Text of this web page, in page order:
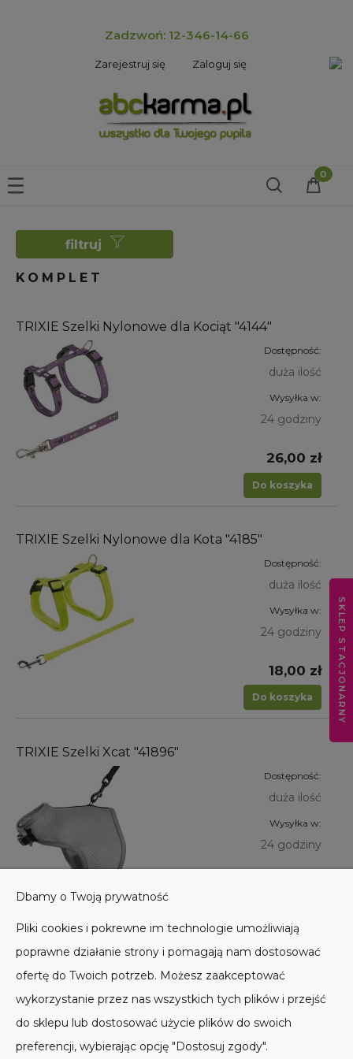
Zadzwoń: 12-346-14-66
Zarejestruj się Zaloguj się
filtruj
KOMPLET
TRIXIE Szelki Nylonowe dla Kociąt "4144"
Dostępność:
duża ilość
Wysyłka w:
24 godziny
26,00 zł
Do koszyka
TRIXIE Szelki Nylonowe dla Kota "4185"
Dostępność:
duża ilość
Wysyłka w:
24 godziny
18,00 zł
Do koszyka
TRIXIE Szelki Xcat "41896"
Dostępność:
duża ilość
Wysyłka w:
24 godziny
SKLEP STACJONARNY
Dbamy o Twoją prywatność
Pliki cookies i pokrewne im technologie umożliwiają
poprawne działanie strony i pomagają nam dostosować
ofertę do Twoich potrzeb. Możesz zaakceptować
wykorzystanie przez nas wszystkich tych plików i przejść
do sklepu lub dostosować użycie plików do swoich
preferencji, wybierając opcję "Dostosuj zgody".